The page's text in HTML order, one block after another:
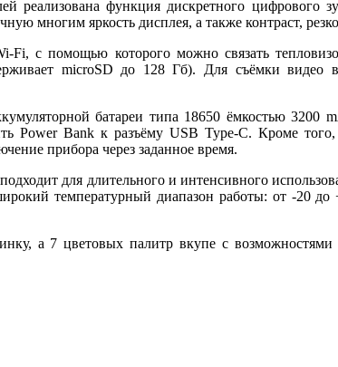
реализована функция дискретного цифрового
многим яркость дисплея, а также контраст,
Fi, с помощью которого можно связать
microSD до 128 Гб). Для съёмки
батареи типа 18650 ёмкостью 3200
Power Bank к разъёму USB Type-C. Кроме
прибора через заданное время.
для длительного и интенсивного
температурный диапазон работы: от -20
а 7 цветовых палитр вкупе с возможностями